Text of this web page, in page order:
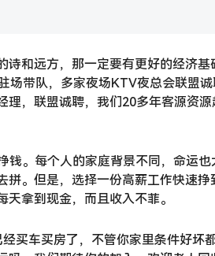
和远方，那一定要有更好的经济基
带队，多家夜场KTV夜总会联盟诚
理，联盟诚聘，我们20多年客源资源
钱。每个人的家庭背景不同，命运也
拼。但是，选择一份高薪工作快速挣
拿到现金，而且收入不菲。
买车买房了，不管你家里条件好坏